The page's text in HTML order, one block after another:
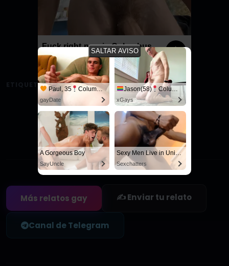
Fuck right now in Columbus
ETIQUETAS: #vecino
Agregar a favoritos
Sé el primero en guardar este relato
Más relatos gay ✍️ Enviar tu relato
Canal de Telegram
Paul, 35 Columbus
gayDate
Jason(58) Columbus
xGays
A Gorgeous Boy
SayUncle
Sexy Men Live in United States
Sexchatters
SALTAR AVISO